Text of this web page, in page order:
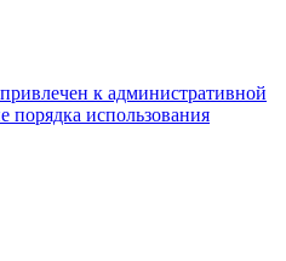
к административной
порядка использования